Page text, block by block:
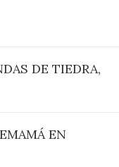
DE TIEDRA,
EN